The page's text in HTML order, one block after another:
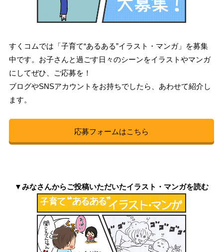
すくコムでは「子育て“あるある”イラスト・マンガ」を募集
中です。お子さんと過ごす日々のシーンをイラストやマンガ
にしてぜひ、ご応募を！
ブログやSNSアカウントをお持ちでしたら、あわせて紹介し
ます。
応募フォームはこちら
▼みなさんからご投稿いただいたイラスト・マンガを読む